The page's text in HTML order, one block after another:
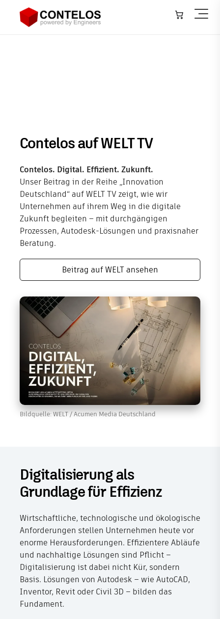
Training
Veranstaltungen
Neuigkeiten
Shop
Unternehmen
Contelos auf WELT TV
Contelos. Digital. Effizient. Zukunft.
Unser Beitrag in der Reihe „Innovation
Deutschland“ auf WELT TV zeigt, wie wir
Unternehmen auf ihrem Weg in die digitale
Zukunft begleiten – mit durchgängigen
Prozessen, Autodesk-Lösungen und praxisnaher
Beratung.
Beitrag auf WELT ansehen
Bildquelle: WELT / Acumen Media Deutschland
Digitalisierung als
Grundlage für Effizienz
Wirtschaftliche, technologische und ökologische
Anforderungen stellen Unternehmen heute vor
enorme Herausforderungen. Effizientere Abläufe
und nachhaltige Lösungen sind Pflicht –
Digitalisierung ist dabei nicht Kür, sondern
Basis. Lösungen von Autodesk – wie AutoCAD,
Inventor, Revit oder Civil 3D – bilden das
Fundament.